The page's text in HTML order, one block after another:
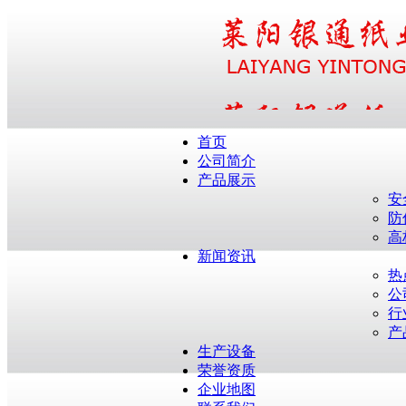
首页
公司简介
产品展示
安
高
新闻资讯
热
公
行
产
生产设备
荣誉资质
企业地图